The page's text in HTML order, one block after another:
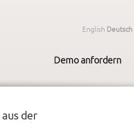
English Deutsch
Demo anfordern
der